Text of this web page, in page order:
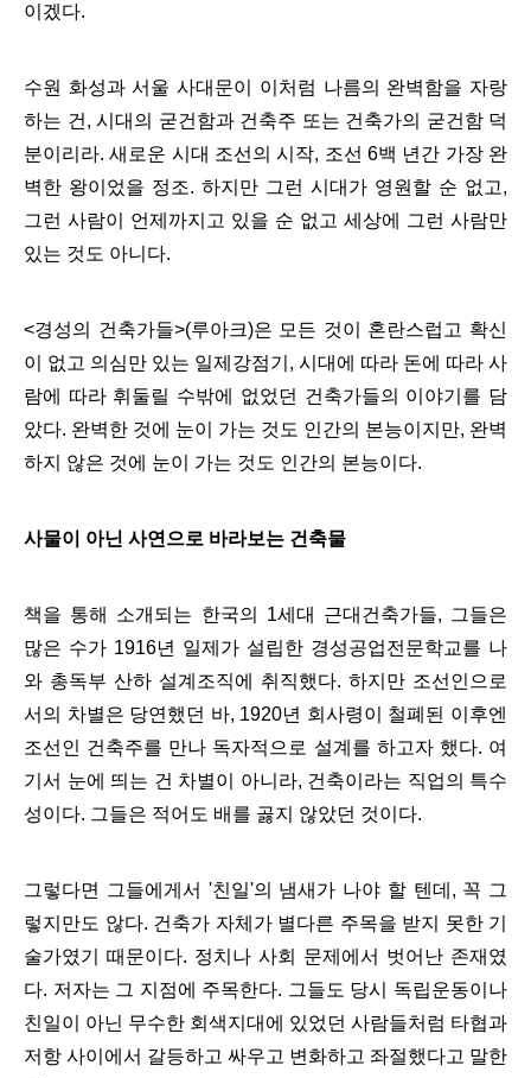
이겠다.
수원 화성과 서울 사대문이 이처럼 나름의 완벽함을 자랑
하는 건, 시대의 굳건함과 건축주 또는 건축가의 굳건함 덕
분이리라. 새로운 시대 조선의 시작, 조선 6백 년간 가장 완
벽한 왕이었을 정조. 하지만 그런 시대가 영원할 순 없고,
그런 사람이 언제까지고 있을 순 없고 세상에 그런 사람만
있는 것도 아니다.
<경성의 건축가들>(루아크)은 모든 것이 혼란스럽고 확신
이 없고 의심만 있는 일제강점기, 시대에 따라 돈에 따라 사
람에 따라 휘둘릴 수밖에 없었던 건축가들의 이야기를 담
았다. 완벽한 것에 눈이 가는 것도 인간의 본능이지만, 완벽
하지 않은 것에 눈이 가는 것도 인간의 본능이다.
사물이 아닌 사연으로 바라보는 건축물
책을 통해 소개되는 한국의 1세대 근대건축가들, 그들은
많은 수가 1916년 일제가 설립한 경성공업전문학교를 나
와 총독부 산하 설계조직에 취직했다. 하지만 조선인으로
서의 차별은 당연했던 바, 1920년 회사령이 철폐된 이후엔
조선인 건축주를 만나 독자적으로 설계를 하고자 했다. 여
기서 눈에 띄는 건 차별이 아니라, 건축이라는 직업의 특수
성이다. 그들은 적어도 배를 곯지 않았던 것이다.
그렇다면 그들에게서 '친일'의 냄새가 나야 할 텐데, 꼭 그
렇지만도 않다. 건축가 자체가 별다른 주목을 받지 못한 기
술가였기 때문이다. 정치나 사회 문제에서 벗어난 존재였
다. 저자는 그 지점에 주목한다. 그들도 당시 독립운동이나
친일이 아닌 무수한 회색지대에 있었던 사람들처럼 타협과
저항 사이에서 갈등하고 싸우고 변화하고 좌절했다고 말한